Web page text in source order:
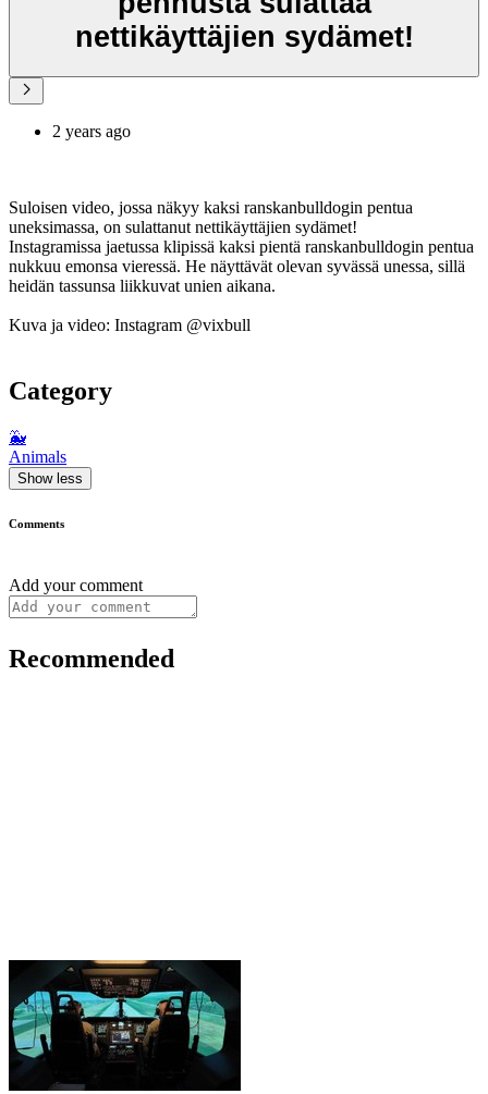
nettikäyttäjien sydämet!
2 years ago
Suloisen video, jossa näkyy kaksi ranskanbulldogin pentua
uneksimassa, on sulattanut nettikäyttäjien sydämet!
Instagramissa jaetussa klipissä kaksi pientä ranskanbulldogin pentua
nukkuu emonsa vieressä. He näyttävät olevan syvässä unessa, sillä
heidän tassunsa liikkuvat unien aikana.
Kuva ja video: Instagram @vixbull
Category
🐳
Animals
Show less
Comments
Add your comment
Recommended